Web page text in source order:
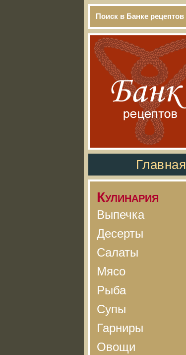
Поиск в Банке рецептов
Главная
Кулинария
Выпечка
Десерты
Салаты
Мясо
Рыба
Супы
Гарниры
Овощи